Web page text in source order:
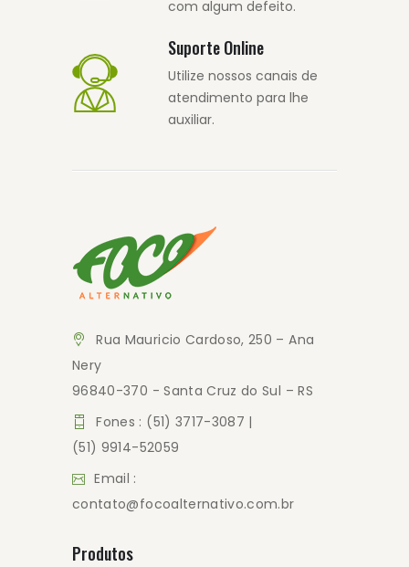
com algum defeito.
Suporte Online
Utilize nossos canais de
atendimento para lhe
auxiliar.
Rua Mauricio Cardoso, 250 – Ana
Nery
96840-370 - Santa Cruz do Sul – RS
Fones : (51) 3717-3087 |
(51) 9914-52059
Email :
contato@focoalternativo.com.br
Produtos